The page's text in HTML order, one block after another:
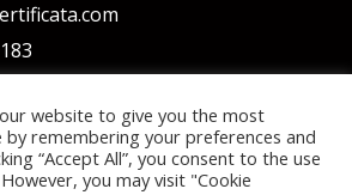
euro int. versato
website to give you the most
by remembering your preferences and
“Accept All”, you consent to the use
you may visit "Cookie